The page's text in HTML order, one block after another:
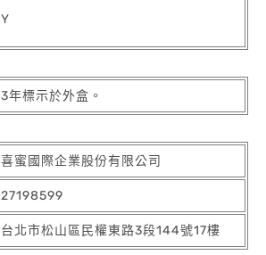
Y
3年標示於外盒。
喜蜜國際企業股份有限公司
27198599
台北市松山區民權東路3段144號17樓